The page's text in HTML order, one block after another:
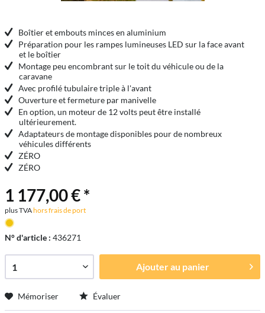
Boîtier et embouts minces en aluminium
Préparation pour les rampes lumineuses LED sur la face avant
et le boîtier
Montage peu encombrant sur le toit du véhicule ou de la
caravane
Avec profilé tubulaire triple à l'avant
Ouverture et fermeture par manivelle
En option, un moteur de 12 volts peut être installé
ultérieurement.
Adaptateurs de montage disponibles pour de nombreux
véhicules différents
ZÉRO
ZÉRO
1 177,00 € *
plus TVAhors frais de port
N° d'article : 436271
Ajouter au panier
Mémoriser Évaluer